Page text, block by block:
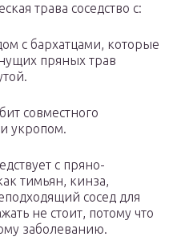
трава соседство с:
с бархатцами, которые
пряных трав
совместного
укропом.
с пряно-
тимьян, кинза,
сосед для
не стоит, потому что
заболеванию.